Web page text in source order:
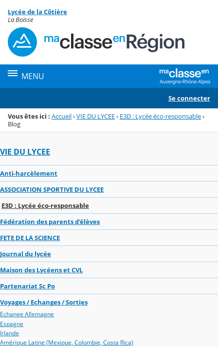
Menu de la rubrique
Contenu
Lycée de la Côtière
La Boisse
MENU
Se connecter
Vous êtes ici : Accueil›VIE DU LYCEE› E3D : Lycée éco-responsable›
Blog
VIE DU LYCEE
Anti-harcèlement
ASSOCIATION SPORTIVE DU LYCEE
E3D : Lycée éco-responsable
Fédération des parents d'élèves
FETE DE LA SCIENCE
Journal du lycée
Maison des Lycéens et CVL
Partenariat Sc Po
Voyages / Echanges / Sorties
Echange Allemagne
Espagne
Irlande
Amérique Latine (Mexique, Colombie, Costa Rica)